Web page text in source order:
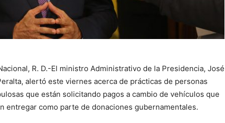
R. D.-El ministro Administrativo de la Presidencia, José
alertó este viernes acerca de prácticas de personas
que están solicitando pagos a cambio de vehículos que
entregar como parte de donaciones gubernamentales.